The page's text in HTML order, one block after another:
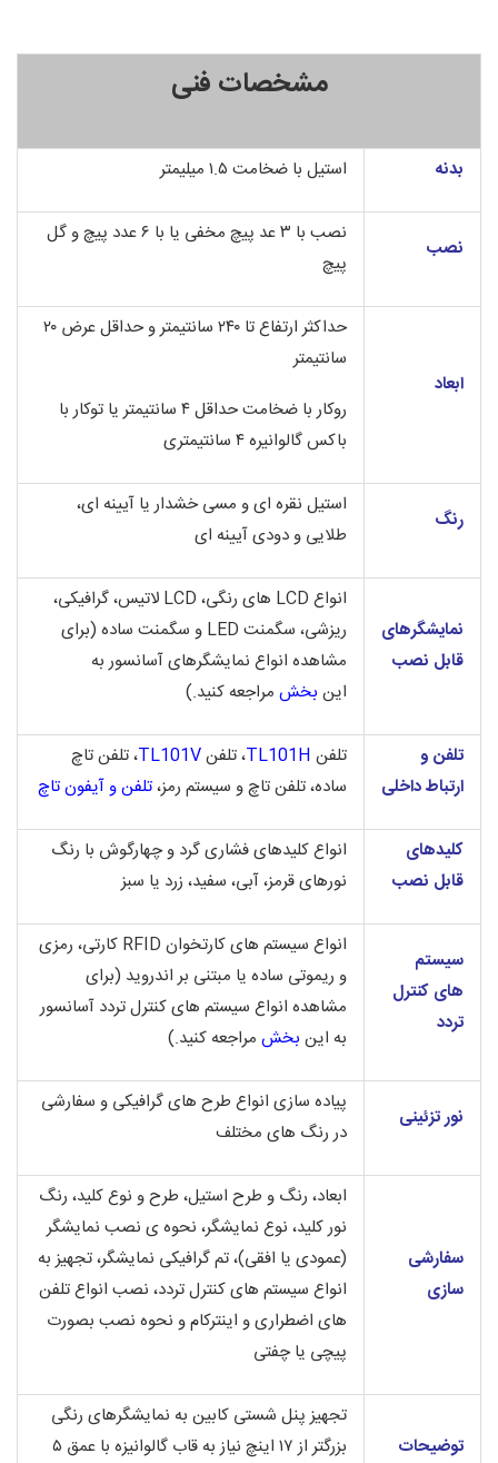
مشخصات فنی
بدنه استیل با ضخامت ۱.۵ میلیمتر
نصب
نصب با ۳ عد پیچ مخفی یا با ۶ عدد پیچ و گل
پیچ
ابعاد
حداکثر ارتفاع تا ۲۴۰ سانتیمتر و حداقل عرض ۲۰
سانتیمتر
روکار با ضخامت حداقل ۴ سانتیمتر یا توکار با
باکس گالوانیره ۴ سانتیمتری
رنگ
استیل نقره ای و مسی خشدار یا آیینه ای،
طلایی و دودی آیینه ای
نمایشگرهای
قابل نصب
انواع LCD های رنگی، LCD لاتیس، گرافیکی،
ریزشی، سگمنت LED و سگمنت ساده (برای
مشاهده انواع نمایشگرهای آسانسور به
این بخش مراجعه کنید.)
تلفن و
ارتباط داخلی
تلفن TL101H، تلفنTL101V، تلفن تاچ
ساده، تلفن تاچ و سیستم رمز،تلفن و آیفون تاچ
کلیدهای
قابل نصب
انواع کلیدهای فشاری گرد و چهارگوش با رنگ
نورهای قرمز، آبی، سفید، زرد یا سبز
سیستم
های کنترل
تردد
انواع سیستم های کارتخوان RFID کارتی، رمزی
و ریموتی ساده یا مبتنی بر اندروید (برای
مشاهده انواع سیستم های کنترل تردد آسانسور
به این بخش مراجعه کنید.)
نور تزئینی
پیاده سازی انواع طرح های گرافیکی و سفارشی
در رنگ های مختلف
سفارشی
سازی
ابعاد، رنگ و طرح استیل، طرح و نوع کلید، رنگ
نور کلید، نوع نمایشگر، نحوه ی نصب نمایشگر
(عمودی یا افقی)، تم گرافیکی نمایشگر، تجهیز به
انواع سیستم های کنترل تردد، نصب انواع تلفن
های اضطراری و اینترکام و نحوه نصب بصورت
پیچی یا چفتی
توضیحات
تجهیز پنل شستی کابین به نمایشگرهای رنگی
بزرگتر از ۱۷ اینچ نیاز به قاب گالوانیزه با عمق ۵